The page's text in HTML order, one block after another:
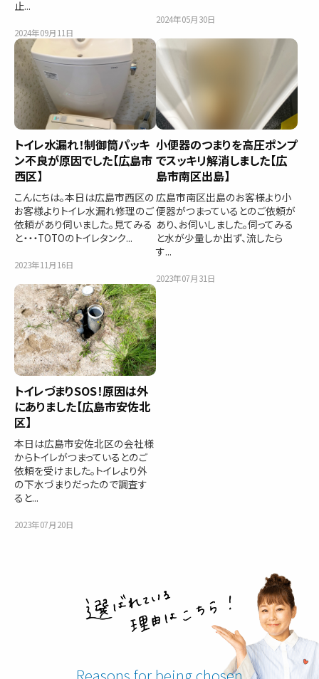
止...
2024年09月11日
2024年05月30日
トイレ水漏れ！制御筒パッキ
ン不良が原因でした【広島市
西区】
こんにちは。本日は広島市西区の
お客様よりトイレ水漏れ修理のご
依頼があり伺いました。見てみる
と・・・TOTOのトイレタンク...
2023年11月16日
小便器のつまりを高圧ポンプ
でスッキリ解消しました【広
島市南区出島】
広島市南区出島のお客様より小
便器がつまっているとのご依頼が
あり、お伺いしました。伺ってみる
と水が少量しか出ず、流したら
す...
2023年07月31日
トイレづまりSOS！原因は外
にありました【広島市安佐北
区】
本日は広島市安佐北区の会社様
からトイレがつまっているとのご
依頼を受けました。トイレより外
の下水づまりだったので調査す
ると...
2023年07月20日